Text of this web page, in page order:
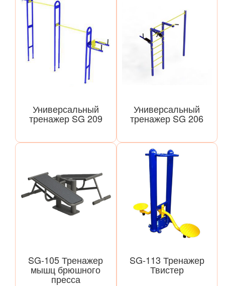
Универсальный
тренажер SG 209
Универсальный
тренажер SG 206
SG-105 Тренажер
мышц брюшного
пресса
SG-113 Тренажер
Твистер